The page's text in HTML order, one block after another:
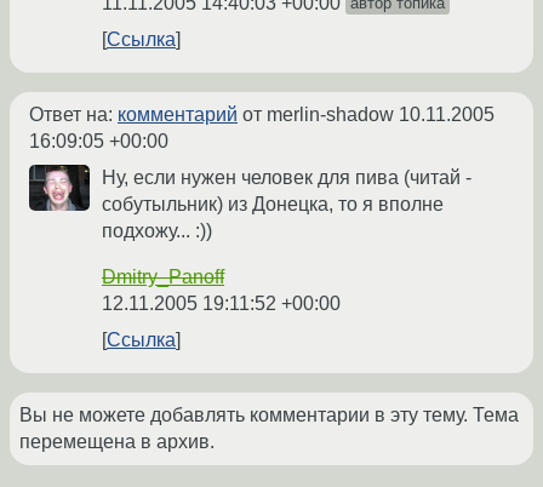
Ссылка
Ответ на: комментарий от merlin-shadow 10.11.2005
16:09:05 +00:00
Ну, если нужен человек для пива (читай -
собутыльник) из Донецка, то я вполне
подхожу... :))
Dmitry_Panoff
12.11.2005 19:11:52 +00:00
Ссылка
Вы не можете добавлять комментарии в эту тему. Тема
перемещена в архив.